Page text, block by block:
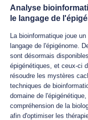
Analyse
le langage de
La bioinformatique joue
langage de l'épigénome.
sont désormais
épigénétiques, et ceux-ci
résoudre les mystères
techniques de
domaine de
compréhension de la
afin d'optimiser les